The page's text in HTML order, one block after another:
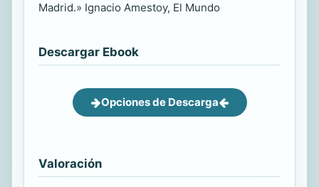
Madrid.» Ignacio Amestoy, El Mundo
Descargar Ebook
Opciones de Descarga
Valoración